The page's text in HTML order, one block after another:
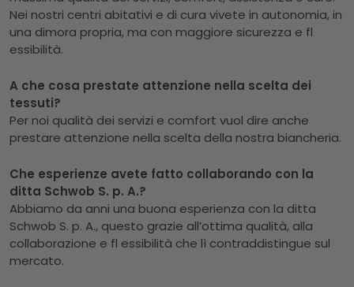
Nei nostri centri abitativi e di cura vivete in autonomia, in
una dimora propria, ma con maggiore sicurezza e fl
essibilità.
A che cosa prestate attenzione nella scelta dei
tessuti?
Per noi qualità dei servizi e comfort vuol dire anche
prestare attenzione nella scelta della nostra biancheria.
Che esperienze avete fatto collaborando con la
ditta Schwob S. p. A.?
Abbiamo da anni una buona esperienza con la ditta
Schwob S. p. A., questo grazie all’ottima qualità, alla
collaborazione e fl essibilità che lì contraddistingue sul
mercato.